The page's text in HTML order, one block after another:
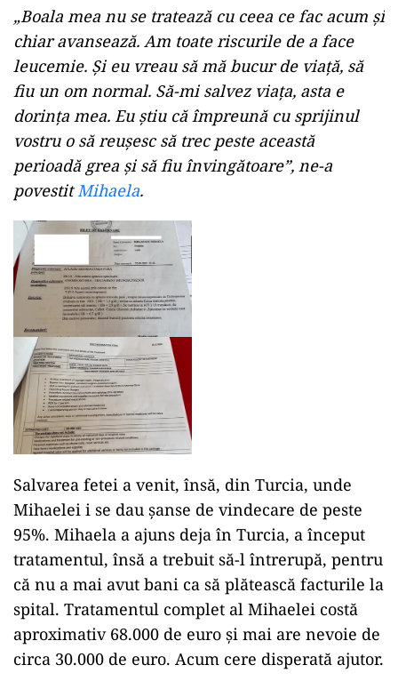
„Boala mea nu se tratează cu ceea ce fac acum și
chiar avansează. Am toate riscurile de a face
leucemie. Și eu vreau să mă bucur de viață, să
fiu un om normal. Să-mi salvez viața, asta e
dorința mea. Eu știu că împreună cu sprijinul
vostru o să reușesc să trec peste această
perioadă grea și să fiu învingătoare”, ne-a
povestitMihaela.
Salvarea fetei a venit, însă, din Turcia, unde
Mihaelei i se dau șanse de vindecare de peste
95%. Mihaela a ajuns deja în Turcia, a început
tratamentul, însă a trebuit să-l întrerupă, pentru
că nu a mai avut bani ca să plătească facturile la
spital. Tratamentul complet al Mihaelei costă
aproximativ 68.000 de euro și mai are nevoie de
circa 30.000 de euro. Acum cere disperată ajutor.